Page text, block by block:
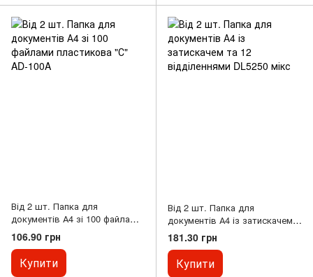
Від 2 шт. Папка для
документів А4 зі 100 файлами
пластикова "С" AD-100A
106.90 грн
Купити
Від 2 шт. Папка для
документів А4 із затискачем
та 12 відділеннями DL5250
мікс
181.30 грн
Купити